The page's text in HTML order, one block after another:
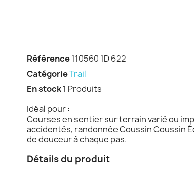
Référence110560 1D 622
CatégorieTrail
En stock1 Produits
Idéal pour :
Courses en sentier sur terrain varié ou
accidentés, randonnée Coussin Coussin
de douceur à chaque pas.
Détails du produit